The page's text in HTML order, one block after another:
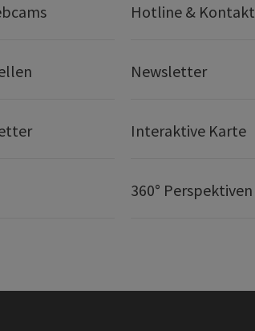
Hotline & Kontakt
Newsletter
Interaktive Karte
360° Perspektiven